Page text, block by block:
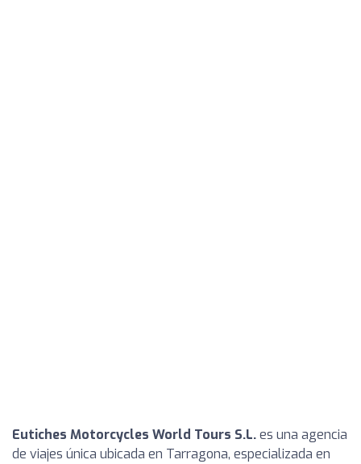
Eutiches Motorcycles World Tours S.L.es una agencia
de viajes única ubicada en Tarragona, especializada en